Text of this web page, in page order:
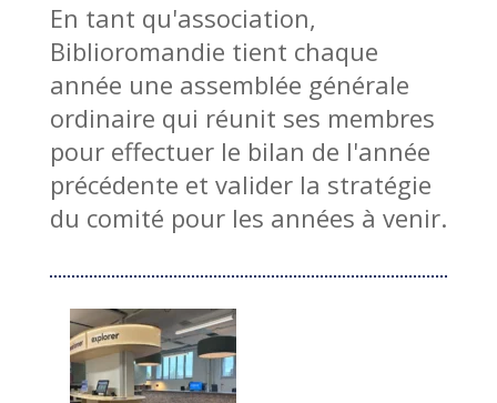
En tant qu'association,
Biblioromandie tient chaque
année une assemblée générale
ordinaire qui réunit ses membres
pour effectuer le bilan de l'année
précédente et valider la stratégie
du comité pour les années à venir.